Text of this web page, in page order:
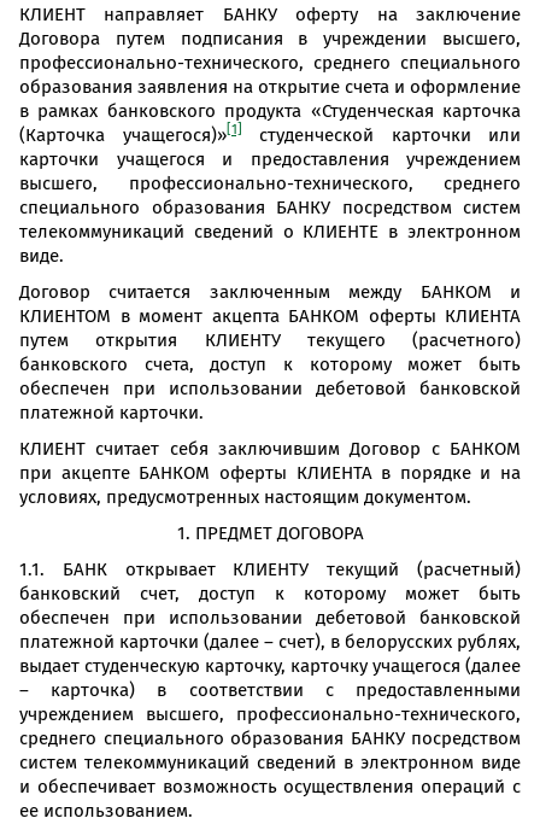
КЛИЕНТ направляет БАНКУ оферту на заключение
Договора путем подписания в учреждении высшего,
профессионально-технического, среднего специального
образования заявления на открытие счета и оформление
в рамках банковского продукта «Студенческая карточка
(Карточка учащегося)» [1]
студенческой карточки или
карточки учащегося и предоставления учреждением
высшего, профессионально-технического, среднего
специального образования БАНКУ посредством систем
телекоммуникаций сведений о КЛИЕНТЕ в электронном
виде.
Договор считается заключенным между БАНКОМ и
КЛИЕНТОМ в момент акцепта БАНКОМ оферты КЛИЕНТА
путем открытия КЛИЕНТУ текущего (расчетного)
банковского счета, доступ к которому может быть
обеспечен при использовании дебетовой банковской
платежной карточки.
КЛИЕНТ считает себя заключившим Договор с БАНКОМ
при акцепте БАНКОМ оферты КЛИЕНТА в порядке и на
условиях, предусмотренных настоящим документом.
1. ПРЕДМЕТ ДОГОВОРА
1.1. БАНК открывает КЛИЕНТУ текущий (расчетный)
банковский счет, доступ к которому может быть
обеспечен при использовании дебетовой банковской
платежной карточки (далее – счет), в белорусских рублях,
выдает студенческую карточку, карточку учащегося (далее
– карточка) в соответствии с предоставленными
учреждением высшего, профессионально-технического,
среднего специального образования БАНКУ посредством
систем телекоммуникаций сведений в электронном виде
и обеспечивает возможность осуществления операций с
ее использованием.